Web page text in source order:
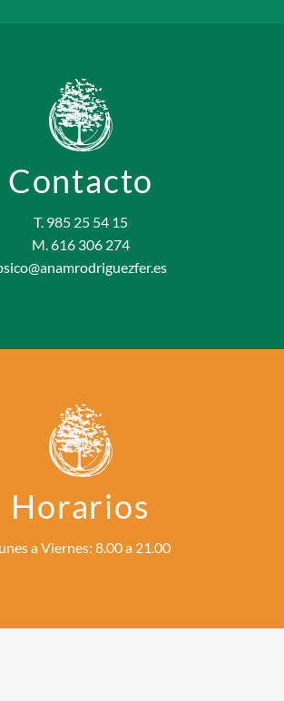
Contacto
T. 985 25 54 15
M. 616 306 274
Horarios
a Viernes: 8.00 a 21.00